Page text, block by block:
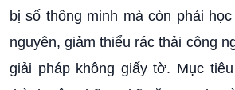
bị số thông minh mà còn phải
nguyên, giảm thiểu rác thải công
giải pháp không giấy tờ. Mục